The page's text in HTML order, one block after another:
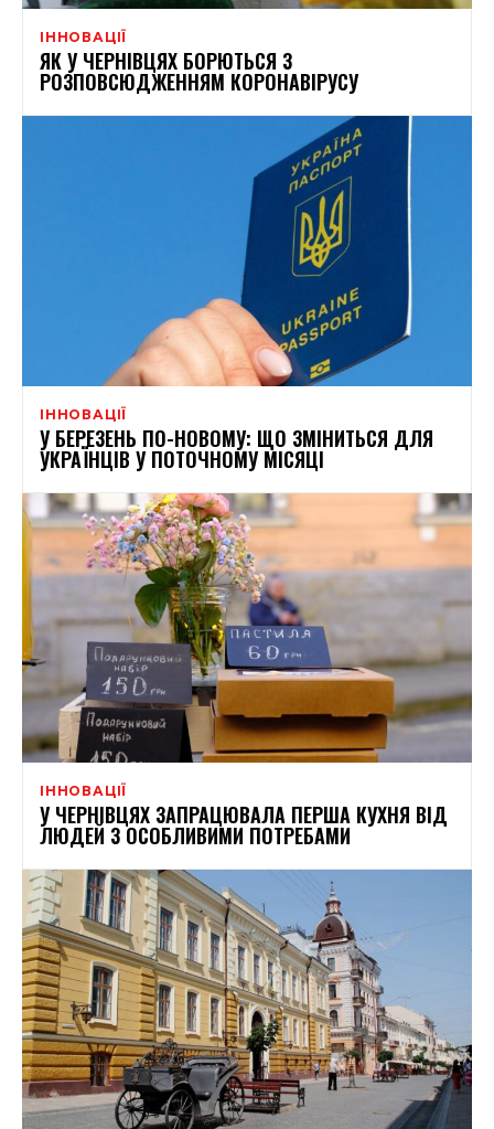
ІННОВАЦІЇ
ЯК У ЧЕРНІВЦЯХ БОРЮТЬСЯ З
РОЗПОВСЮДЖЕННЯМ КОРОНАВІРУСУ
ІННОВАЦІЇ
У БЕРЕЗЕНЬ ПО-НОВОМУ: ЩО ЗМІНИТЬСЯ ДЛЯ
УКРАЇНЦІВ У ПОТОЧНОМУ МІСЯЦІ
ІННОВАЦІЇ
У ЧЕРНІВЦЯХ ЗАПРАЦЮВАЛА ПЕРША КУХНЯ ВІД
ЛЮДЕЙ З ОСОБЛИВИМИ ПОТРЕБАМИ